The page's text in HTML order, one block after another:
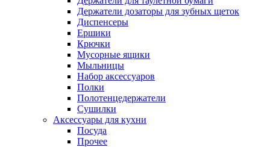
Держатели дозаторы для зубных щеток
Диспенсеры
Ершики
Крючки
Мусорные ящики
Мыльницы
Набор аксессуаров
Полки
Полотенцедержатели
Сушилки
Аксессуары для кухни
Посуда
Прочее